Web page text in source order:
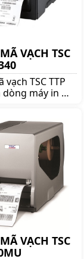
VẠCH TSC
vạch TSC TTP
máy in mã
shoppos.vn
nhiều ưu
tốt!!
VẠCH TSC